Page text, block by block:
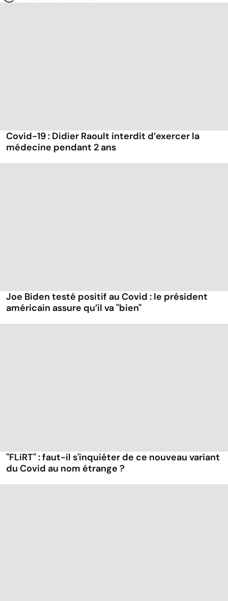
Covid-19 : Didier Raoult interdit d’exercer la
médecine pendant 2 ans
Joe Biden testé positif au Covid : le président
américain assure qu’il va "bien"
"FLiRT" : faut-il s'inquiéter de ce nouveau variant
du Covid au nom étrange ?